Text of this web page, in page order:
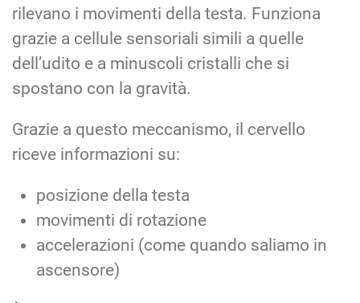
rilevano i movimenti della testa. Funziona
grazie a cellule sensoriali simili a quelle
dell’udito e a minuscoli cristalli che si
spostano con la gravità.
Grazie a questo meccanismo, il cervello
riceve informazioni su:
posizione della testa
movimenti di rotazione
accelerazioni (come quando saliamo in
ascensore)